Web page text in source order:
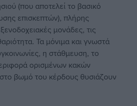
(που αποτελεί το βασικό
επισκεπτών), πλήρης
μονάδες, τις
Τα μόνιμα και γνωστά
η στάθμευση, το
ορισμένων κακών
βωμό του κέρδους θυσιάζουν